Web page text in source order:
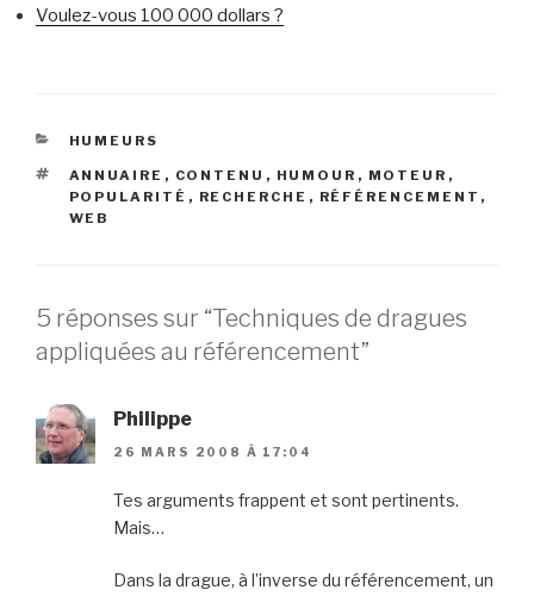
Voulez-vous 100 000 dollars ?
CATÉGORIES
HUMEURS
ÉTIQUETTES
ANNUAIRE , CONTENU , HUMOUR , MOTEUR ,
POPULARITÉ , RECHERCHE , RÉFÉRENCEMENT ,
WEB
5 réponses sur “Techniques de dragues
appliquées au référencement”
Philippe
26 MARS 2008 À 17:04
Tes arguments frappent et sont pertinents.
Mais…
Dans la drague, à l’inverse du référencement, un